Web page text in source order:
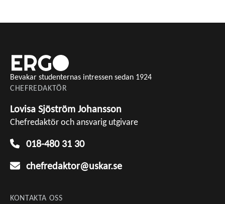
Bevakar studenternas intressen sedan 1924
CHEFREDAKTÖR
Lovisa Sjöström Johansson
Chefredaktör och ansvarig utgivare
018-480 31 30
chefredaktor@uskar.se
KONTAKTA OSS